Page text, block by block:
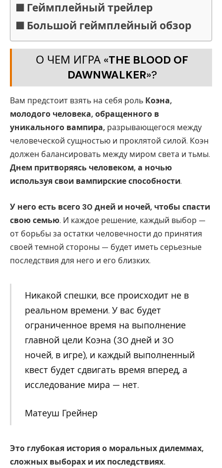
Геймплейный трейлер
Большой геймплейный обзор
О ЧЕМ ИГРА «THE BLOOD OF
DAWNWALKER»?
Вам предстоит взять на себя роль Коэна,
молодого человека, обращенного в
уникального вампира, разрывающегося между
человеческой сущностью и проклятой силой. Коэн
должен балансировать между миром света и тьмы.
Днем притворяясь человеком, а ночью
используя свои вампирские способности.
У него есть всего 30 дней и ночей, чтобы спасти
свою семью. И каждое решение, каждый выбор —
от борьбы за остатки человечности до принятия
своей темной стороны — будет иметь серьезные
последствия для него и его близких.
Никакой спешки, все происходит не в
реальном времени. У вас будет
ограниченное время на выполнение
главной цели Коэна (30 дней и 30
ночей, в игре), и каждый выполненный
квест будет сдвигать время вперед, а
исследование мира — нет.
Матеуш Грейнер
Это глубокая история о моральных дилеммах,
сложных выборах и их последствиях.